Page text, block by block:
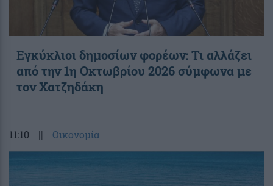
Εγκύκλιοι δημοσίων φορέων: Τι αλλάζει
από την 1η Οκτωβρίου 2026 σύμφωνα με
τον Χατζηδάκη
11:10 || Οικονομία